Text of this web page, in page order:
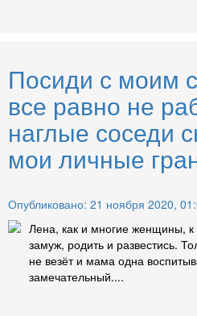
Посиди с моим
все равно не
наглые соседи
мои личные
Опубликовано: 21 ноября 2020,
Лена, как и многие женщины, к
замуж, родить и развестись.
не везёт и мама одна
замечательный....